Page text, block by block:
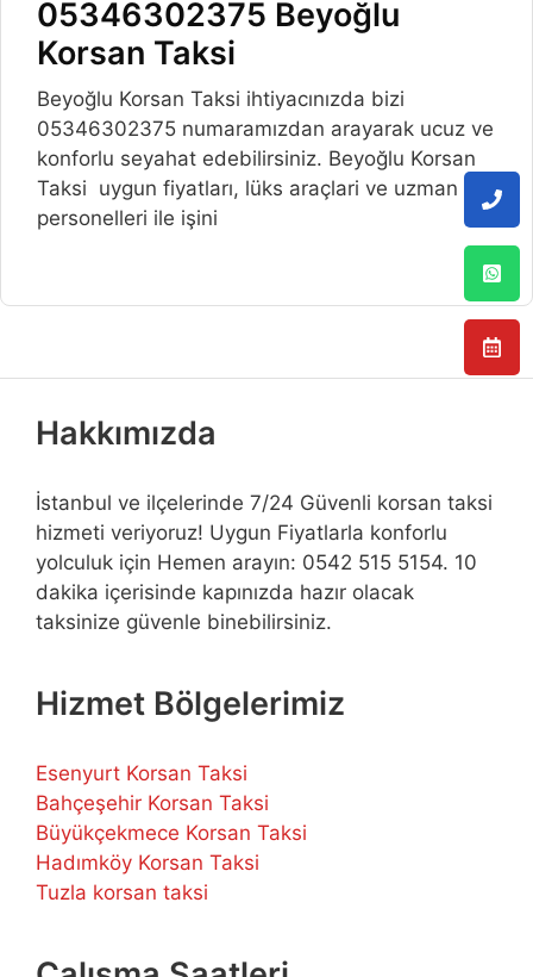
05346302375 Beyoğlu
Korsan Taksi
Beyoğlu Korsan Taksi ihtiyacınızda bizi
05346302375 numaramızdan arayarak ucuz ve
konforlu seyahat edebilirsiniz. Beyoğlu Korsan
Taksi uygun fiyatları, lüks araçlari ve uzman
personelleri ile işini
Hakkımızda
İstanbul ve ilçelerinde 7/24 Güvenli korsan taksi
hizmeti veriyoruz! Uygun Fiyatlarla konforlu
yolculuk için Hemen arayın: 0542 515 5154. 10
dakika içerisinde kapınızda hazır olacak
taksinize güvenle binebilirsiniz.
Hizmet Bölgelerimiz
Esenyurt Korsan Taksi
Bahçeşehir Korsan Taksi
Büyükçekmece Korsan Taksi
Hadımköy Korsan Taksi
Tuzla korsan taksi